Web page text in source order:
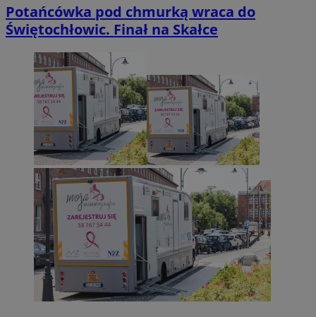
Potańcówka pod chmurką wraca do
Świętochłowic. Finał na Skałce